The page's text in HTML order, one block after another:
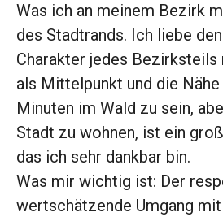
Was ich an meinem Bezirk
des Stadtrands. Ich liebe
Charakter jedes
als Mittelpunkt und die
Minuten im Wald zu sein,
Stadt zu wohnen, ist ein
das ich sehr dankbar bin.
Was mir wichtig ist: Der
wertschätzende Umgang